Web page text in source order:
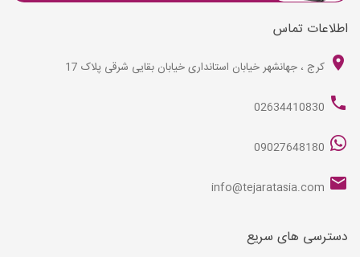
اطلاعات تماس
کرج ، جهانشهر خیابان استانداری خیابان بقایی شرقی پلاک 17
02634410830
09027648180
info@tejaratasia.com
دسترسی های سریع